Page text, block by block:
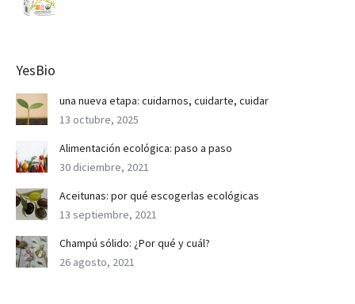
YesBio
una nueva etapa: cuidarnos, cuidarte, cuidar
13 octubre, 2025
Alimentación ecológica: paso a paso
30 diciembre, 2021
Aceitunas: por qué escogerlas ecológicas
13 septiembre, 2021
Champú sólido: ¿Por qué y cuál?
26 agosto, 2021